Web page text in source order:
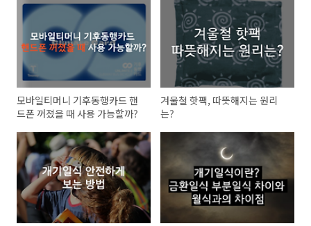
모바일티머니 기후동행카드 핸
드폰 꺼졌을 때 사용 가능할까?
겨울철 핫팩, 따뜻해지는 원리
는?